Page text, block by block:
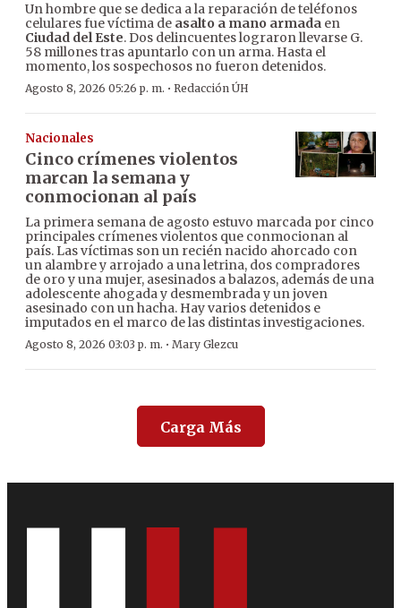
Un hombre que se dedica a la reparación de teléfonos
celulares fue víctima de asalto a mano armada en
Ciudad del Este. Dos delincuentes lograron llevarse G.
58 millones tras apuntarlo con un arma. Hasta el
momento, los sospechosos no fueron detenidos.
Agosto 8, 2026 05:26 p. m. · Redacción ÚH
Nacionales
Cinco crímenes violentos
marcan la semana y
conmocionan al país
La primera semana de agosto estuvo marcada por cinco
principales crímenes violentos que conmocionan al
país. Las víctimas son un recién nacido ahorcado con
un alambre y arrojado a una letrina, dos compradores
de oro y una mujer, asesinados a balazos, además de una
adolescente ahogada y desmembrada y un joven
asesinado con un hacha. Hay varios detenidos e
imputados en el marco de las distintas investigaciones.
Agosto 8, 2026 03:03 p. m. · Mary Glezcu
Carga Más